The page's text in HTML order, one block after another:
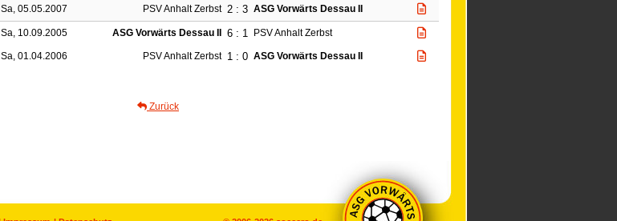
Sa, 05.05.2007 PSV Anhalt Zerbst 2 : 3 ASG Vorwärts Dessau II
Sa, 10.09.2005 ASG Vorwärts Dessau II 6 : 1 PSV Anhalt Zerbst
Sa, 01.04.2006 PSV Anhalt Zerbst 1 : 0 ASG Vorwärts Dessau II
Zurück